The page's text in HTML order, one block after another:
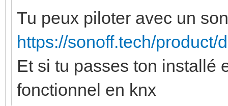
Tu peux piloter avec un
https://sonoff.tech/product/
Et si tu passes ton installé
fonctionnel en knx